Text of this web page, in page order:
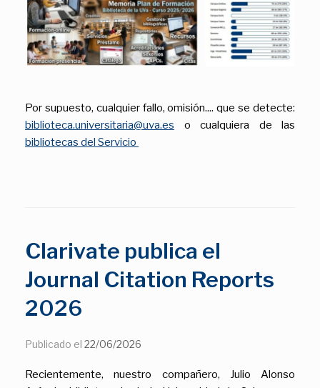
Por supuesto, cualquier fallo, omisión.... que se detecte:
biblioteca.universitaria@uva.es o cualquiera de las
bibliotecas del Servicio
Clarivate publica el
Journal Citation Reports
2026
Publicado el 22/06/2026
Recientemente, nuestro compañero, Julio Alonso